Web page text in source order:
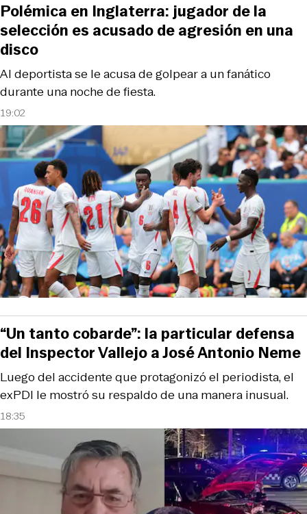
19:02
Al deportista se le acusa de golpear a un fanático
durante una noche de fiesta.
Polémica en Inglaterra: jugador de la
selección es acusado de agresión en una
disco
18:35
Luego del accidente que protagonizó el periodista, el
exPDI le mostró su respaldo de una manera inusual.
“Un tanto cobarde”: la particular defensa
del Inspector Vallejo a José Antonio Neme